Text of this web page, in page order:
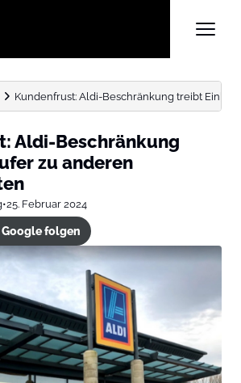
Kundenfrust: Aldi-Beschränkung treibt
Aldi-Beschränkung
zu anderen
•25. Februar 2024
folgen